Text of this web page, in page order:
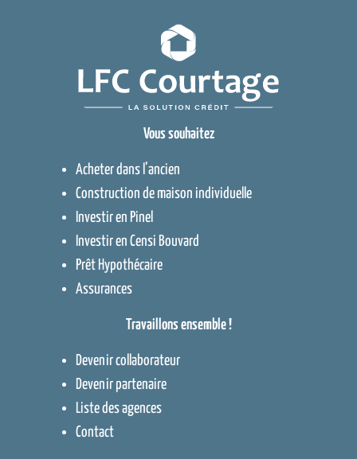
Vous souhaitez
Acheter dans l’ancien
Construction de maison individuelle
Investir en Pinel
Investir en Censi Bouvard
Prêt Hypothécaire
Assurances
Travaillons ensemble !
Devenir collaborateur
Devenir partenaire
Liste des agences
Contact